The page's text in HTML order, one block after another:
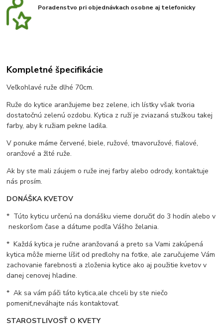
Poradenstvo pri objednávkach osobne aj telefonicky
Kompletné špecifikácie
Veľkohlavé ruže dlhé 70cm.
Ruže do kytice aranžujeme bez zelene, ich lístky však tvoria
dostatočnú zelenú ozdobu. Kytica z ruží je zviazaná stužkou takej
farby, aby k ružiam pekne ladila.
V ponuke máme červené, biele, ružové, tmavoružové, fialové,
oranžové a žlté ruže.
Ak by ste mali záujem o ruže inej farby alebo odrody, kontaktuje
nás prosím.
DONÁŠKA KVETOV
* Túto kyticu určenú na donášku vieme doručiť do 3 hodín alebo v
neskoršom čase a dátume podľa Vášho želania.
* Každá kytica je ručne aranžovaná a preto sa Vami zakúpená
kytica môže mierne líšiť od predlohy na fotke, ale zaručujeme Vám
zachovanie farebnosti a zloženia kytice ako aj použitie kvetov v
danej cenovej hladine.
* Ak sa vám páči táto kytica,ale chceli by ste niečo
pomeniť,neváhajte nás kontaktovať.
STAROSTLIVOSŤ O KVETY